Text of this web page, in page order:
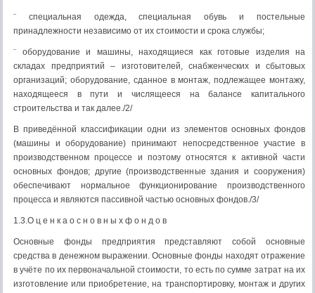
¨ специальная одежда, специальная обувь и постельные
принадлежности независимо от их стоимости и срока службы;
¨ оборудование и машины, находящиеся как готовые изделия на
складах предприятий – изготовителей, снабженческих и сбытовых
организаций; оборудование, сданное в монтаж, подлежащее монтажу,
находящееся в пути и числящееся на балансе капитального
строительства и так далее./2/
В приведённой классификации одни из элементов основных фондов
(машины и оборудование) принимают непосредственное участие в
производственном процессе и поэтому относятся к активной части
основных фондов; другие (производственные здания и сооружения)
обеспечивают нормальное функционирование производственного
процесса и являются пассивной частью основных фондов./3/
1.3.О ц е н к а о с н о в н ы х ф о н д о в
Основные фонды предприятия представляют собой основные
средства в денежном выражении. Основные фонды находят отражение
в учёте по их первоначальной стоимости, то есть по сумме затрат на их
изготовление или приобретение, на транспортировку, монтаж и других